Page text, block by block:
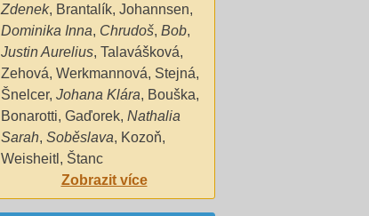
Zdenek, Brantalík, Johannsen,
Dominika Inna, Chrudoš, Bob,
Justin Aurelius, Talavášková,
Zehová, Werkmannová, Stejná,
Šnelcer, Johana Klára, Bouška,
Bonarotti, Gaďorek, Nathalia
Sarah, Soběslava, Kozoň,
Weisheitl , Štanc
Zobrazit více